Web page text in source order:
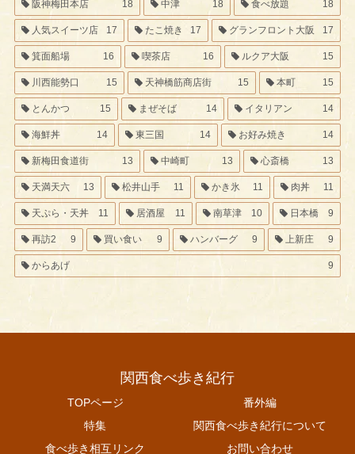
阪神梅田本店 18 中津 18 食べ放題 18
人気スイーツ店 17 たこ焼き 17 グランフロント大阪 17
箕面船場 16 喫茶店 16 ルクア大阪 15
川西能勢口 15 天神橋筋商店街 15 本町 15
とんかつ 15 まぜそば 14 イタリアン 14
海鮮丼 14 東三国 14 お好み焼き 14
新梅田食道街 13 中崎町 13 心斎橋 13
天満天六 13 松井山手 11 かき氷 11 肉丼 11
天ぷら・天丼 11 居酒屋 11 南草津 10 日本橋 9
再訪2 9 買い食い 9 ハンバーグ 9 上新庄 9
からあげ 9
関西食べ歩き紀行
TOPページ
番外編
特集
関西食べ歩き紀行について
食べ歩き相互リンク
お問い合わせ